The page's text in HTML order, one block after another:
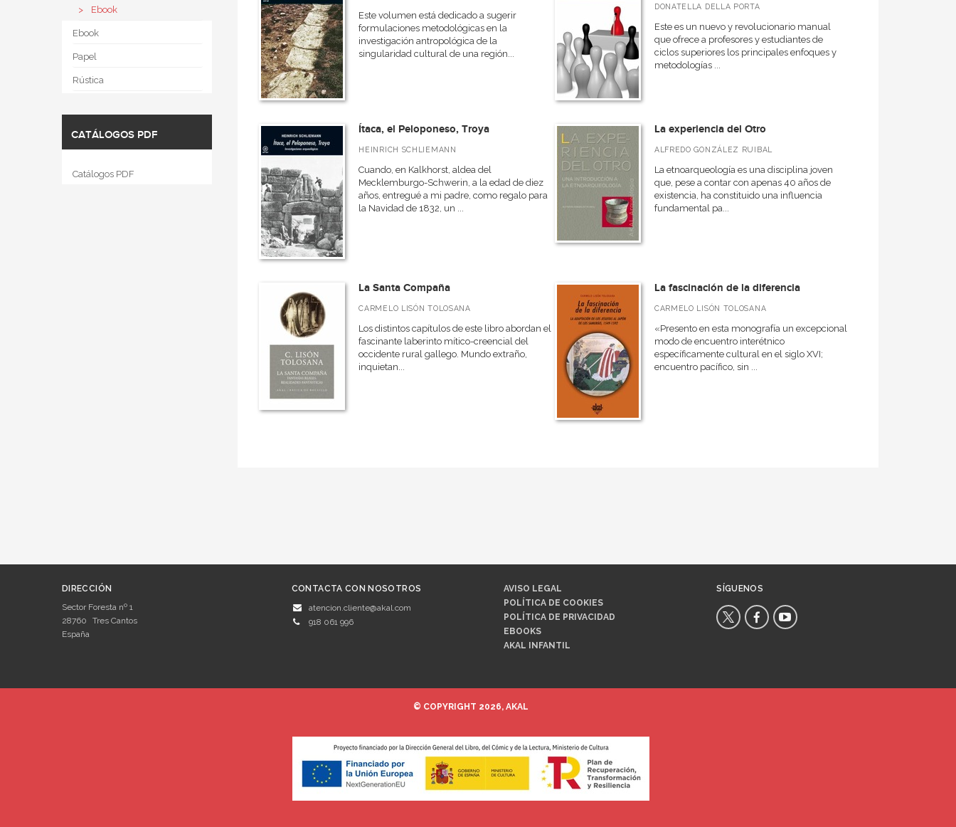
Ebook
Ebook
Papel
Rústica
CATÁLOGOS PDF
Catálogos PDF
Este volumen está dedicado a sugerir
formulaciones metodológicas en la
investigación antropológica de la
singularidad cultural de una región...
DONATELLA DELLA PORTA
Este es un nuevo y revolucionario manual
que ofrece a profesores y estudiantes de
ciclos superiores los principales enfoques y
metodologías ...
Ítaca, el Peloponeso, Troya
HEINRICH SCHLIEMANN
Cuando, en Kalkhorst, aldea del
Mecklemburgo-Schwerin, a la edad de diez
años, entregué a mi padre, como regalo para
la Navidad de 1832, un ...
La experiencia del Otro
ALFREDO GONZÁLEZ RUIBAL
La etnoarqueología es una disciplina joven
que, pese a contar con apenas 40 años de
existencia, ha constituido una influencia
fundamental pa...
La Santa Compaña
CARMELO LISÓN TOLOSANA
Los distintos capítulos de este libro abordan el
fascinante laberinto mítico-creencial del
occidente rural gallego. Mundo extraño,
inquietan...
La fascinación de la diferencia
CARMELO LISÓN TOLOSANA
«Presento en esta monografía un excepcional
modo de encuentro interétnico
específicamente cultural en el siglo XVI;
encuentro pacífico, sin ...
DIRECCIÓN
Sector Foresta nº 1
28760
Tres Cantos
España
CONTACTA CON NOSOTROS
atencion.cliente@akal.com
918 061 996
AVISO LEGAL
POLÍTICA DE COOKIES
POLÍTICA DE PRIVACIDAD
EBOOKS
AKAL INFANTIL
SÍGUENOS
© COPYRIGHT 2026, AKAL